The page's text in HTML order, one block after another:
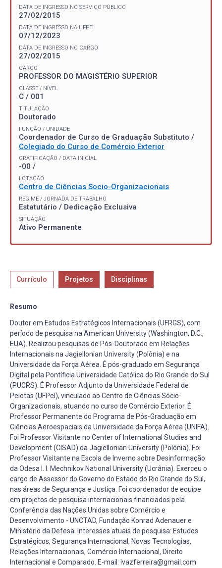
DATA DE INGRESSO NO SERVIÇO PÚBLICO
27/02/2015
DATA DE INGRESSO NA UFPEL
07/12/2023
DATA DE INGRESSO NO CARGO
27/02/2015
CARGO
PROFESSOR DO MAGISTÉRIO SUPERIOR
CLASSE / NÍVEL
C / 001
TITULAÇÃO
Doutorado
FUNÇÃO / UNIDADE
Coordenador de Curso de Graduação Substituto /
Colegiado do Curso de Comércio Exterior
GRATIFICAÇÃO / DATA INICIAL
-00 /
LOTAÇÃO
Centro de Ciências Socio-Organizacionais
REGIME / JORNADA DE TRABALHO
Estatutário / Dedicação Exclusiva
SITUAÇÃO
Ativo Permanente
Currículo Projetos Disciplinas
Resumo
Doutor em Estudos Estratégicos Internacionais (UFRGS), com
período de pesquisa na American University (Washington, D.C.,
EUA). Realizou pesquisas de Pós-Doutorado em Relações
Internacionais na Jagiellonian University (Polônia) e na
Universidade da Força Aérea. É pós-graduado em Segurança
Digital pela Pontíficia Universidade Católica do Rio Grande do Sul
(PUCRS). É Professor Adjunto da Universidade Federal de
Pelotas (UFPel), vinculado ao Centro de Ciências Sócio-
Organizacionais, atuando no curso de Comércio Exterior. É
Professor Permanente do Programa de Pós-Graduação em
Ciências Aeroespaciais da Universidade da Força Aérea (UNIFA).
Foi Professor Visitante no Center of International Studies and
Development (CISAD) da Jagiellonian University (Polônia). Foi
Professor Visitante na Escola de Inverno sobre Desinformação
da Odesa I. I. Mechnikov National University (Ucrânia). Exerceu o
cargo de Assessor do Governo do Estado do Rio Grande do Sul,
nas áreas de Segurança e Justiça. Foi coordenador de equipe
em projetos de pesquisa internacionais financiados pela
Conferência das Nações Unidas sobre Comércio e
Desenvolvimento - UNCTAD, Fundação Konrad Adenauer e
Ministério da Defesa. Interesses atuais de pesquisa: Estudos
Estratégicos, Segurança Internacional, Novas Tecnologias,
Relações Internacionais, Comércio Internacional, Direito
Internacional e Comparado. E-mail: lvazferreira@gmail.com